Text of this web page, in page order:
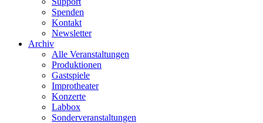
Spenden
Kontakt
Newsletter
Archiv
Alle Veranstaltungen
Produktionen
Gastspiele
Improtheater
Konzerte
Labbox
Sonderveranstaltungen